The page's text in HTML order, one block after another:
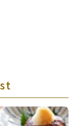
プリカ・菜
ン・かぼち